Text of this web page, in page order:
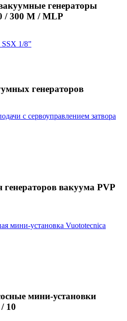
генераторы
/ 300 M / MLP
генераторов
вакуума PVP
мини-установки
10